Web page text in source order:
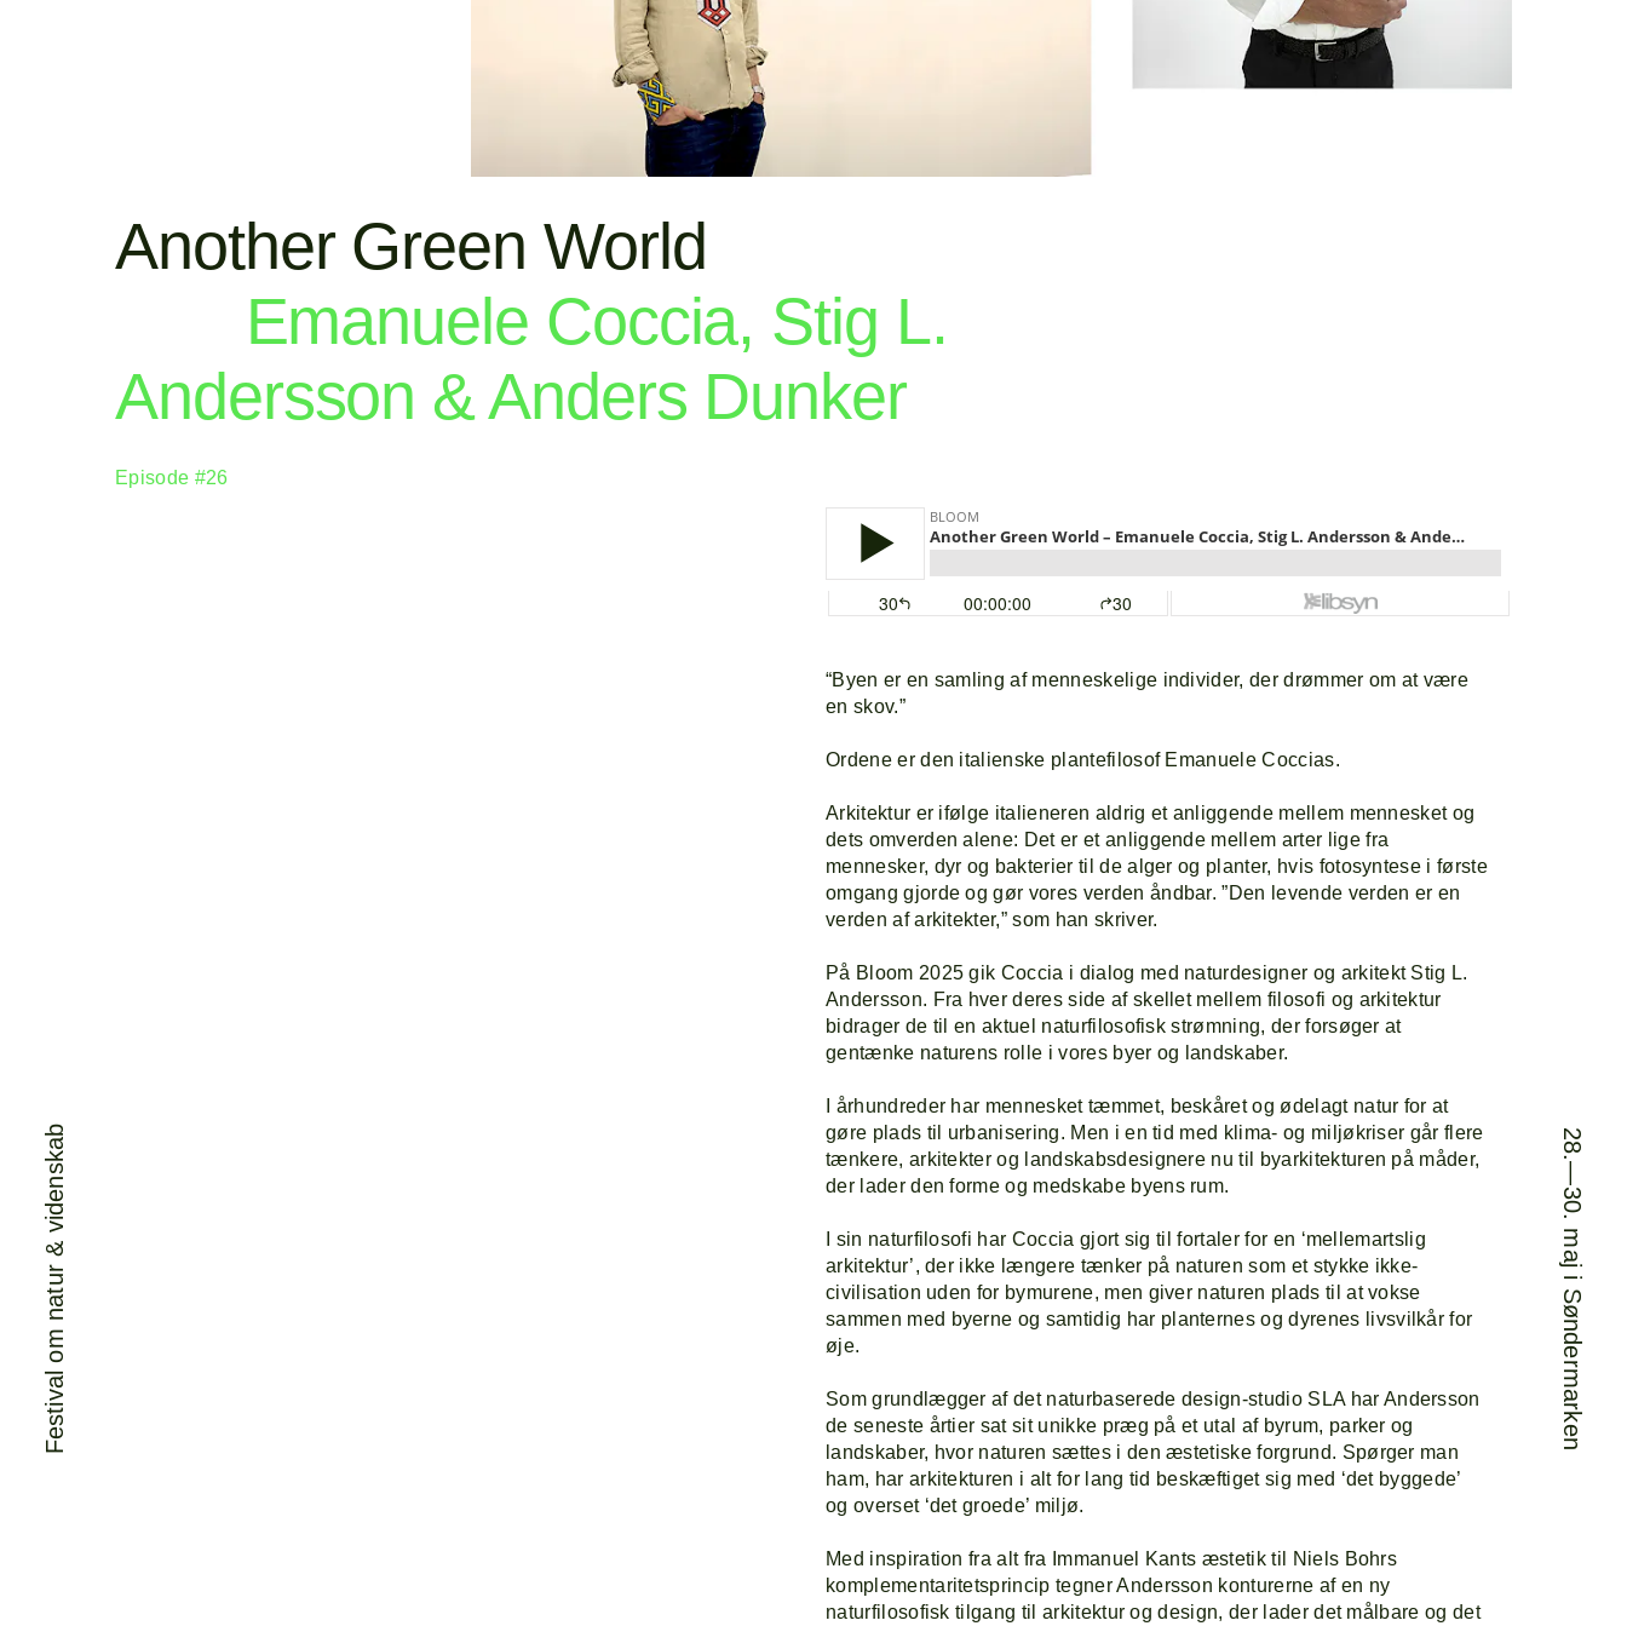
Forside
Program
Line-up
Om
Festival om natur & videnskab 28.—30. maj i Søndermarken
Another Green World
Emanuele Coccia, Stig L.
Andersson & Anders Dunker
Episode #26
“Byen er en samling af menneskelige individer, der drømmer om at være
en skov.”
Ordene er den italienske plantefilosof Emanuele Coccias.
Arkitektur er ifølge italieneren aldrig et anliggende mellem mennesket og
dets omverden alene: Det er et anliggende mellem arter lige fra
mennesker, dyr og bakterier til de alger og planter, hvis fotosyntese i første
omgang gjorde og gør vores verden åndbar. ”Den levende verden er en
verden af arkitekter,” som han skriver.
På Bloom 2025 gik Coccia i dialog med naturdesigner og arkitekt Stig L.
Andersson. Fra hver deres side af skellet mellem filosofi og arkitektur
bidrager de til en aktuel naturfilosofisk strømning, der forsøger at
gentænke naturens rolle i vores byer og landskaber.
I århundreder har mennesket tæmmet, beskåret og ødelagt natur for at
gøre plads til urbanisering. Men i en tid med klima- og miljøkriser går flere
tænkere, arkitekter og landskabsdesignere nu til byarkitekturen på måder,
der lader den forme og medskabe byens rum.
I sin naturfilosofi har Coccia gjort sig til fortaler for en ‘mellemartslig
arkitektur’, der ikke længere tænker på naturen som et stykke ikke-
civilisation uden for bymurene, men giver naturen plads til at vokse
sammen med byerne og samtidig har planternes og dyrenes livsvilkår for
øje.
Som grundlægger af det naturbaserede design-studio SLA har Andersson
de seneste årtier sat sit unikke præg på et utal af byrum, parker og
landskaber, hvor naturen sættes i den æstetiske forgrund. Spørger man
ham, har arkitekturen i alt for lang tid beskæftiget sig med ‘det byggede’
og overset ‘det groede’ miljø.
Med inspiration fra alt fra Immanuel Kants æstetik til Niels Bohrs
komplementaritetsprincip tegner Andersson konturerne af en ny
naturfilosofisk tilgang til arkitektur og design, der lader det målbare og det